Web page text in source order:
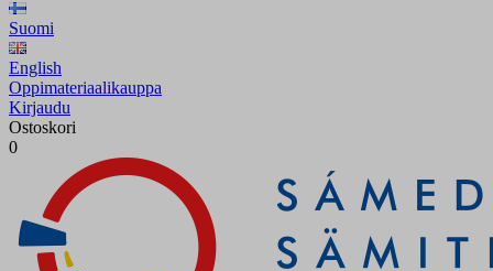
Suomi
English
Oppimateriaalikauppa
Kirjaudu
Ostoskori
0